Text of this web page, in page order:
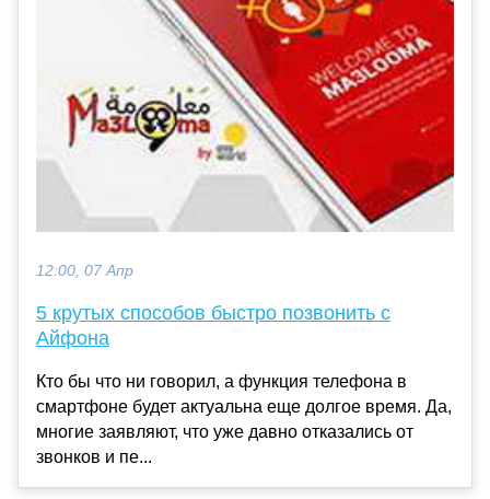
12:00, 07 Апр
5 крутых способов быстро позвонить с
Айфона
Кто бы что ни говорил, а функция телефона в
смартфоне будет актуальна еще долгое время. Да,
многие заявляют, что уже давно отказались от
звонков и пе...